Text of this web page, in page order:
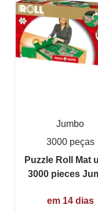
Jumbo
3000 peças
Puzzle Roll Mat
3000 pieces
em 14 dias